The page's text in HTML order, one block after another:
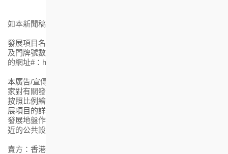
如本新聞稿構成廣告，則以下附註適用：
發展項目名稱：朗然 | 區域：觀塘(北部) | 發展項目的街道名稱
及門牌號數：安禧街18號 * | 賣方就發展項目指定的互聯網網站
的網址#：https://hemmaamber.hkhs.com
本廣告/宣傳資料內載列的相片、圖像、繪圖或素描顯示純屬畫
家對有關發展項目之想像。有關相片、圖像、繪圖或素描並非
按照比例繪畫及/或可能經過電腦修飾處理。 準買家如欲了解發
展項目的詳情，請參閱售樓說明書。賣方亦建議準買家到有關
發展地盤作實地考察，以對該發展地盤、其周邊地區環境及附
近的公共設施有較佳了解。
賣方：香港房屋協會 | 賣方控權公司：不適用 | 發展項目的認可